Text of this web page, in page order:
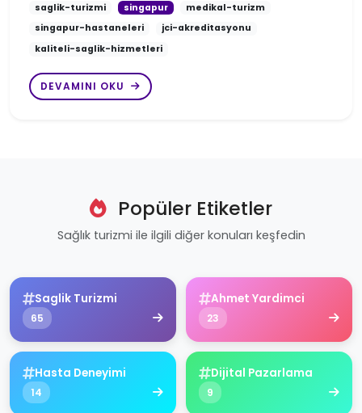
saglik-turizmi
singapur
medikal-turizm
singapur-hastaneleri
jci-akreditasyonu
kaliteli-saglik-hizmetleri
DEVAMINI OKU
Popüler Etiketler
Sağlık turizmi ile ilgili diğer konuları keşfedin
Saglik Turizmi
65
Ahmet Yardimci
23
Hasta Deneyimi
14
Dijital Pazarlama
9